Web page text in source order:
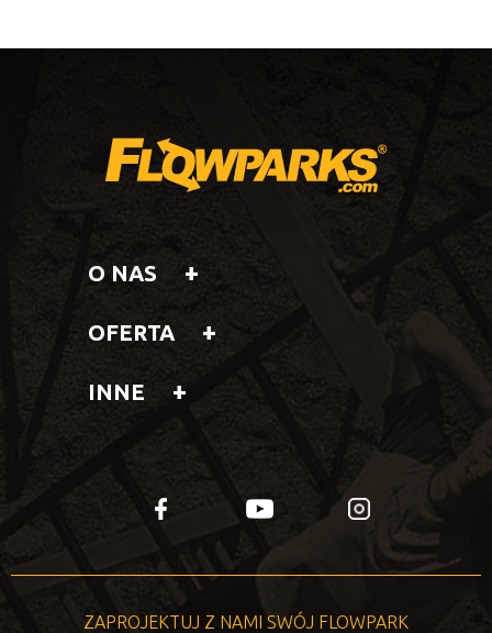
O NAS
OFERTA
INNE
yt insta
ZAPROJEKTUJ Z NAMI SWÓJ FLOWPARK